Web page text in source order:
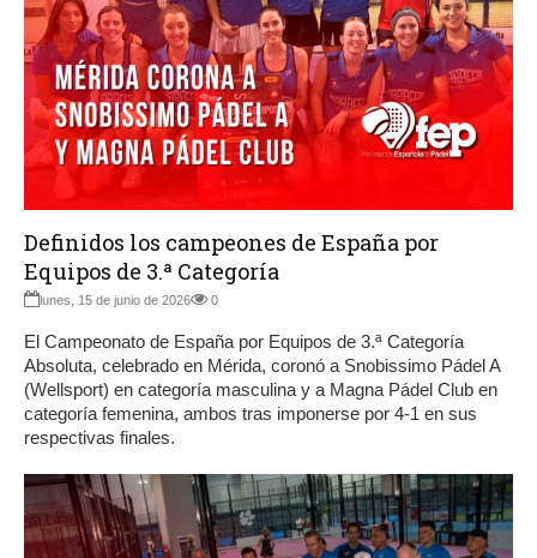
Definidos los campeones de España por
Equipos de 3.ª Categoría
lunes, 15 de junio de 2026 0
El Campeonato de España por Equipos de 3.ª Categoría
Absoluta, celebrado en Mérida, coronó a Snobissimo Pádel A
(Wellsport) en categoría masculina y a Magna Pádel Club en
categoría femenina, ambos tras imponerse por 4-1 en sus
respectivas finales.